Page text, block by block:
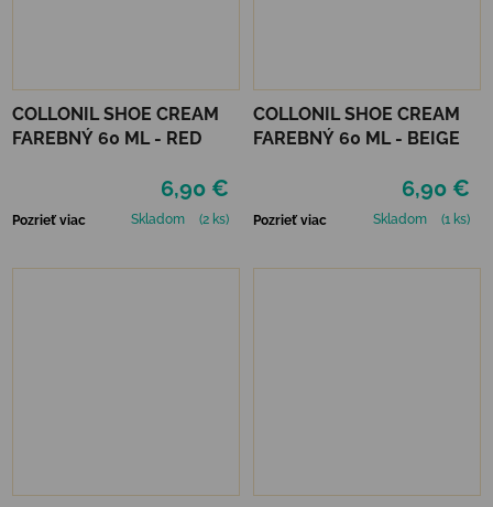
COLLONIL SHOE CREAM
FAREBNÝ 60 ML - RED
6,90 €
Pozrieť viac Skladom (2 ks)
COLLONIL SHOE CREAM
FAREBNÝ 60 ML - BEIGE
6,90 €
Pozrieť viac Skladom (1 ks)